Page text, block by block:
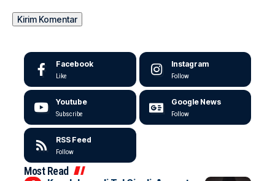
Facebook
Like
Instagram
Follow
Youtube
Subscribe
Google News
Follow
RSS Feed
Follow
Most Read